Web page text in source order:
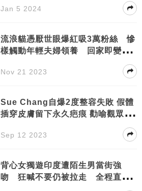
Jan 5 2024
流浪貓憑厭世眼爆紅吸3萬粉絲 慘
樣觸動年輕夫婦領養 回家即變
Nov 21 2023
Sue Chang自爆2度整容失敗 假體
插穿皮膚留下永久疤痕 勸喻觀眾：
Sep 12 2023
背心女獨遊印度遭陌生男當街強
吻 狂喊不要仍被拉走 全程直播